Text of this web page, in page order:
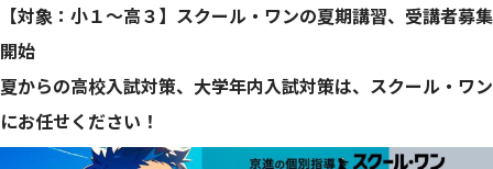
【対象：小１～高３】スクール・ワンの夏期講習、受講者募集
開始
夏からの高校入試対策、大学年内入試対策は、スクール・ワン
にお任せください！